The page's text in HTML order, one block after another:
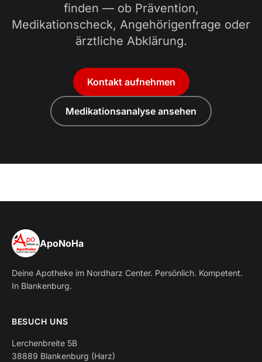
finden — ob Prävention,
Medikationscheck, Angehörigenfrage oder
ärztliche Abklärung.
Kontakt aufnehmen
Medikationsanalyse ansehen
ApoNoHa
Deine Apotheke im Nordharz Center. Persönlich. Kompetent.
In Blankenburg.
BESUCH UNS
Lerchenbreite 5B
38889 Blankenburg (Harz)